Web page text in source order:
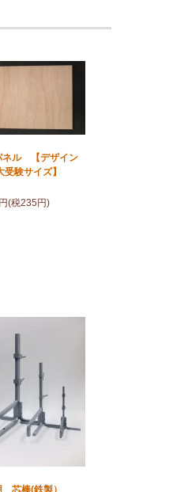
ネル 【デザイン
受験サイズ】
(税235円)
芯棒(鉄製）